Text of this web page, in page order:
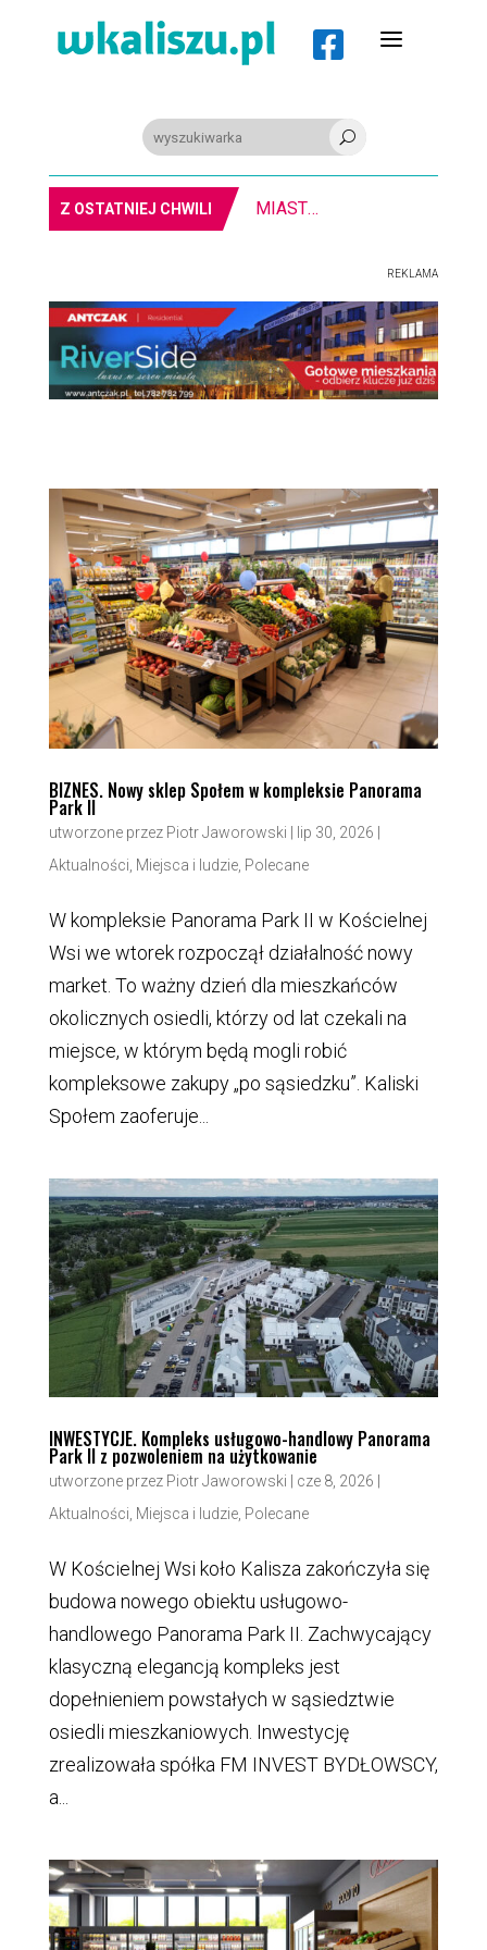
 a
U
Z OSTATNIEJ CHWILI
REKLAMA
BIZNES. Nowy sklep Społem w kompleksie Panorama
Park II
utworzone przez Piotr Jaworowski | lip 30, 2026 |
Aktualności Miejsca i ludzie, Polecane
W kompleksie Panorama Park II w Kościelnej
Wsi we wtorek rozpoczął działalność nowy
market. To ważny dzień dla mieszkańców
okolicznych osiedli, którzy od lat czekali na
miejsce, w którym będą mogli robić
kompleksowe zakupy „po sąsiedzku”. Kaliski
Społem zaoferuje...
INWESTYCJE. Kompleks usługowo-handlowy Panorama
Park II z pozwoleniem na użytkowanie
utworzone przez Piotr Jaworowski cze 8, 2026
Aktualności Miejsca i ludzie, Polecane
W Kościelnej Wsi koło Kalisza zakończyła się
budowa nowego obiektu usługowo-
handlowego Panorama Park II. Zachwycający
klasyczną elegancją kompleks jest
dopełnieniem powstałych w sąsiedztwie
osiedli mieszkaniowych. Inwestycję
zrealizowała spółka FM INVEST BYDŁOWSCY,
a...